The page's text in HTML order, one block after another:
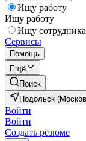
Ищу работу
Ищу работу
Ищу сотрудника
Сервисы
Помощь
Ещё
Поиск
Подольск
Войти
Войти
Создать резюме